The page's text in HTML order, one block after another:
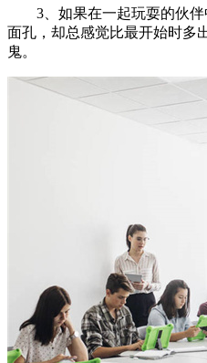
3、如果在一起玩耍的伙
面孔，却总感觉比最开始时多
鬼。